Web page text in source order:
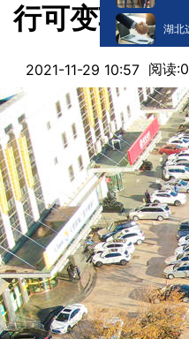
湖北
行可变车道”
2021-11-29 10:57 阅读:0